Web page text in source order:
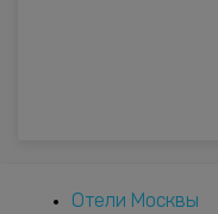
Отели Москвы